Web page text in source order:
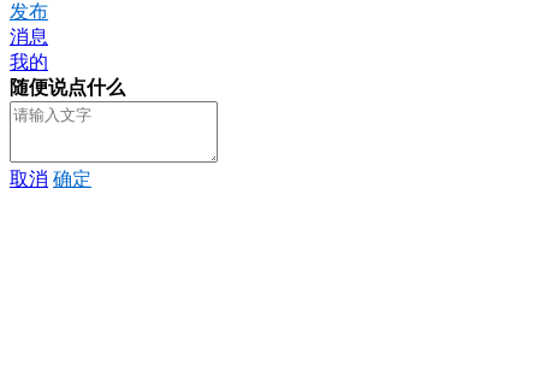
发布
消息
我的
随便说点什么
取消 确定